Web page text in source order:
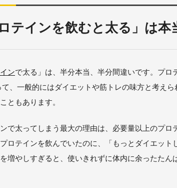
ロテインを飲むと太る」は本
ンで太る」は、半分本当、半分間違いです。プ
、一般的にはダイエットや筋トレの味方と考え
ともあります。
で太ってしまう最大の理由は、必要量以上のプ
ロテインを飲んでいたのに、「もっとダイエッ
増やしすぎると、使いきれずに体内に余ったた